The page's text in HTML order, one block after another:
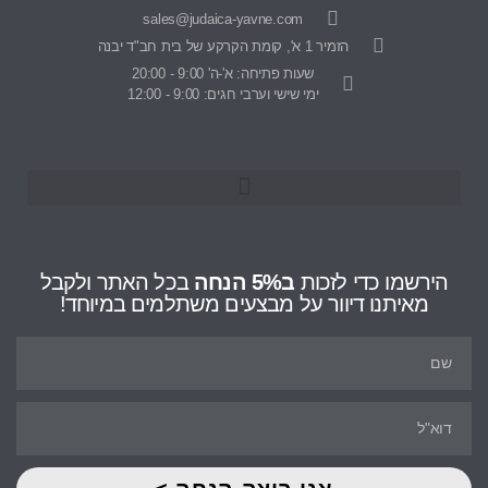
sales@judaica-yavne.com
הזמיר 1 א', קומת הקרקע של בית חב"ד יבנה
שעות פתיחה: א'-ה' 9:00 - 20:00
ימי שישי וערבי חגים: 9:00 - 12:00
הירשמו כדי לזכות ב5% הנחה
בכל האתר ולקבל
מאיתנו דיוור על מבצעים משתלמים במיוחד!